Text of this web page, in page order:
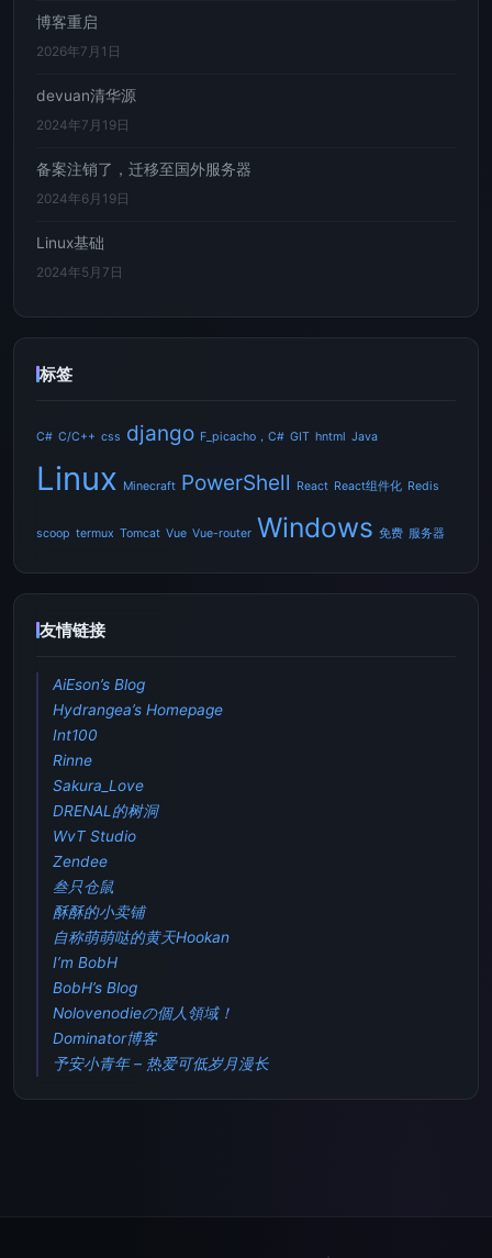
博客重启
2026年7月1日
devuan清华源
2024年7月19日
备案注销了，迁移至国外服务器
2024年6月19日
Linux基础
2024年5月7日
标签
C# C/C++ css django F_picacho，C# GIT hntml Java
Linux Minecraft PowerShell React React组件化 Redis
scoop termux Tomcat Vue Vue-router Windows 免费 服务器
友情链接
AiEson’s Blog
Hydrangea’s Homepage
Int100
Rinne
Sakura_Love
DRENAL的树洞
WvT Studio
Zendee
叁只仓鼠
酥酥的小卖铺
自称萌萌哒的黄天Hookan
I’m BobH
BobH’s Blog
Nolovenodieの個人領域！
Dominator博客
予安小青年 – 热爱可低岁月漫长